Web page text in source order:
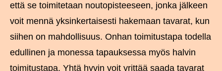
että se toimitetaan noutopisteeseen, jonka jälkeen
voit mennä yksinkertaisesti hakemaan tavarat, kun
siihen on mahdollisuus. Onhan toimitustapa todella
edullinen ja monessa tapauksessa myös halvin
toimitustapa. Yhtä hyvin voit yrittää saada tavarat